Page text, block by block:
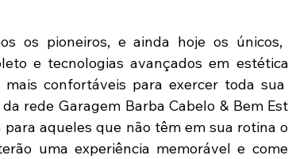
os pioneiros, e ainda hoje os
e tecnologias avançados em
mais confortáveis para exercer toda
rede Garagem Barba Cabelo & Bem
para aqueles que não têm em sua rotina
uma experiência memorável e